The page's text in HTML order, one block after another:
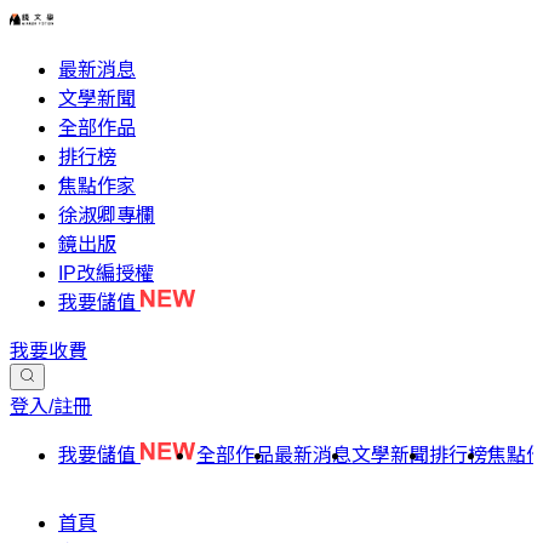
最新消息
文學新聞
全部作品
排行榜
焦點作家
徐淑卿專欄
鏡出版
IP改編授權
我要儲值
我要收費
登入/註冊
我要儲值 全部作品最新消息文學新聞排行榜焦點
首頁